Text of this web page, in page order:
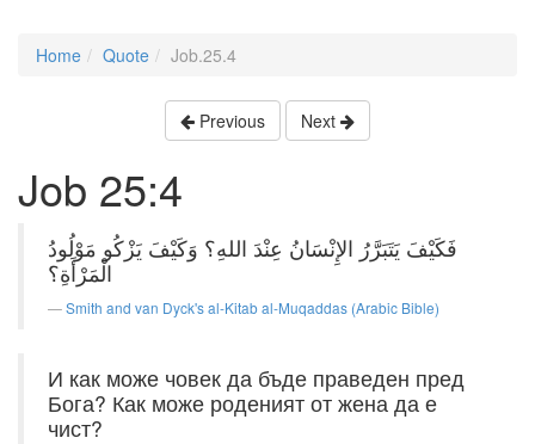
Home Quote Job.25.4
Previous Next
Job 25:4
فَكَيْفَ يَتَبَرَّرُ الإِنْسَانُ عِنْدَ اللهِ؟ وَكَيْفَ يَزْكُو مَوْلُودُ
الْمَرْأَةِ؟
Smith and van Dyck's al-Kitab al-Muqaddas (Arabic Bible)
И как може човек да бъде праведен пред
Бога? Как може роденият от жена да е
чист?